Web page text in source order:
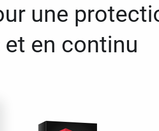
une
en continu